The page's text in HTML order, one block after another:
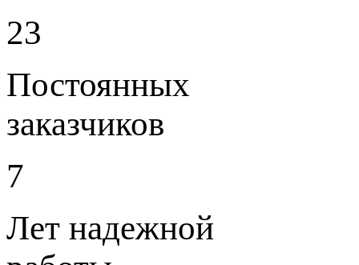
23
Постоянных
заказчиков
7
Лет надежной